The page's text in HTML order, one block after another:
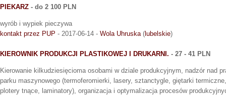
PIEKARZ - do 2 100 PLN
wyrób i wypiek pieczywa
kontakt przez PUP - 2017-06-14 - Wola Uhruska (lubelskie)
KIEROWNIK PRODUKCJI PLASTIKOWEJ I DRUKARNI. - 27 - 41 PLN
Kierowanie kilkudziesięcioma osobami w dziale produkcyjnym, nadzór nad
parku maszynowego (termoferomierki, lasery, sztanctygle, giętarki
plotery tnące, laminatory), organizacja i optymalizacja procesów